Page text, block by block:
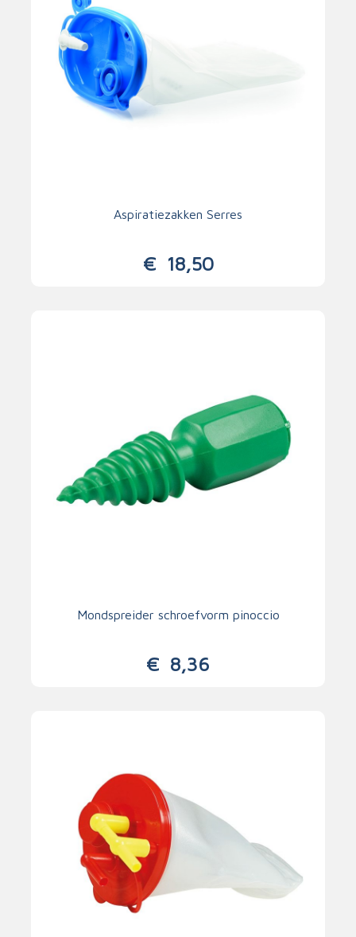
Aspiratiezakken Serres
€18,50
Mondspreider schroefvorm pinoccio
€ 8,36